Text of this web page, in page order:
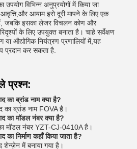
उपयोग विभिन्न अनुप्रयोगों में किया जा
आयाम इसे दूरी मापने के लिए एक
जबकि इसका लेजर विचलन कोण और
के लिए उपयुक्त बनाता है। चाहे सर्वेक्षण
या औद्योगिक नियंत्रण प्रणालियों में,यह
प्रदान कर सकता है.
प्रश्न:
का ब्रांड नाम क्या है?
का ब्रांड नाम FOVA है।
का मॉडल नंबर क्या है?
मॉडल नंबर YZT-CJ-0410A है।
निर्माण कहाँ किया जाता है?
शेन्ज़ेन में बनाया गया है।